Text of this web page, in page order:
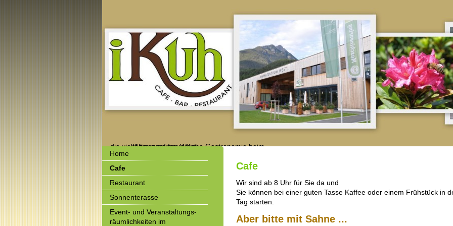
... die vielfältige und freundliche Gastronomie beim
                Agrarzentrum West
Cafe
Wir sind ab 8 Uhr für Sie da und
Sie können bei einer guten Tasse Kaffee oder einem Frühstück in
Tag starten.
Aber bitte mit Sahne ...
Home
Cafe
Restaurant
Sonnenterasse
Event- und Veranstaltungs-
räumlichkeiten im